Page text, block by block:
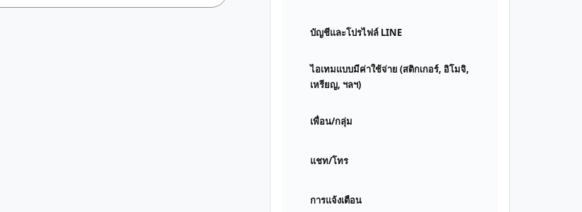
บัญชีและโปรไฟล์ LINE
ไอเทมแบบมีค่าใช้จ่าย (สติกเกอร์, อิโมจิ,
เหรียญ, ฯลฯ)
เพื่อน/กลุ่ม
แชท/โทร
การแจ้งเตือน